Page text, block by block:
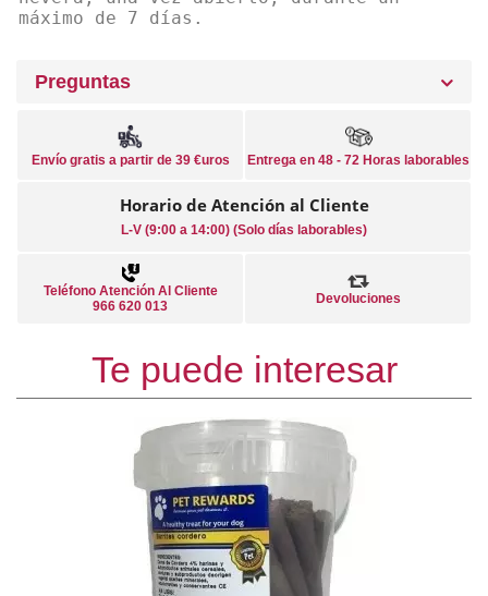
máximo de 7 días.
Preguntas
Envío gratis a partir de 39 €uros Entrega en 48 - 72 Horas laborables
Horario de Atención al Cliente
L-V (9:00 a 14:00) (Solo días laborables)
Teléfono Atención Al Cliente
966 620 013
Devoluciones
Te puede interesar